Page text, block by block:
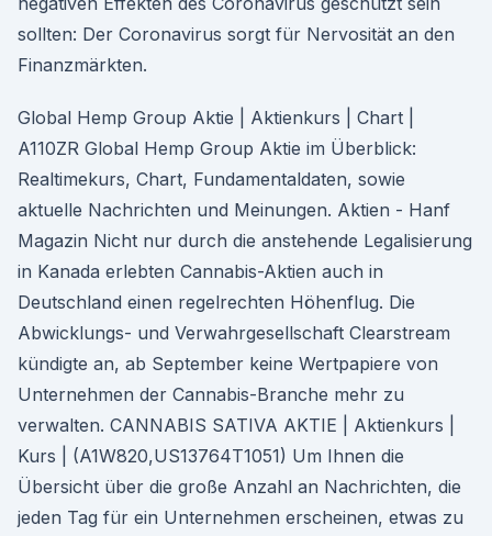
sollten: Der Coronavirus sorgt für Nervosität an den
Finanzmärkten.
Global Hemp Group Aktie | Aktienkurs | Chart |
A110ZR Global Hemp Group Aktie im Überblick:
Realtimekurs, Chart, Fundamentaldaten, sowie
aktuelle Nachrichten und Meinungen. Aktien - Hanf
Magazin Nicht nur durch die anstehende Legalisierung
in Kanada erlebten Cannabis-Aktien auch in
Deutschland einen regelrechten Höhenflug. Die
Abwicklungs- und Verwahrgesellschaft Clearstream
kündigte an, ab September keine Wertpapiere von
Unternehmen der Cannabis-Branche mehr zu
verwalten. CANNABIS SATIVA AKTIE | Aktienkurs |
Kurs | (A1W820,US13764T1051) Um Ihnen die
Übersicht über die große Anzahl an Nachrichten, die
jeden Tag für ein Unternehmen erscheinen, etwas zu